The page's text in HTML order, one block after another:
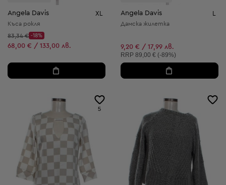
Angela Davis XL
Къса рокля
Начална цена:
83,34 €
Discount Price:
-18%
Намалена цена:
68,00 € / 133,00 лв.
Angela Davis L
Дамска жилетка
9,20 € / 17,99 лв.
Препоръчителна цена:
RRP 89,00 € (-89%)
5